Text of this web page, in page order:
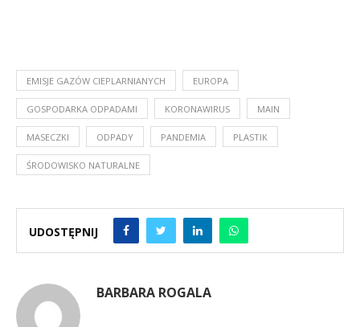
EMISJE GAZÓW CIEPLARNIANYCH EUROPA
GOSPODARKA ODPADAMI KORONAWIRUS MAIN
MASECZKI ODPADY PANDEMIA PLASTIK
ŚRODOWISKO NATURALNE
UDOSTĘPNIJ
BARBARA ROGALA